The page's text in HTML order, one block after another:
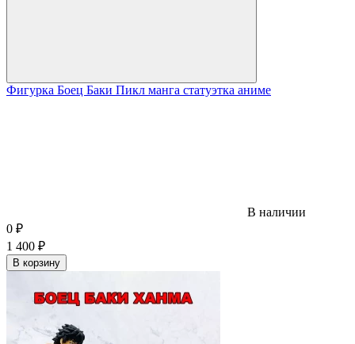
Фигурка Боец Баки Пикл манга статуэтка аниме
В наличии
0 ₽
1 400 ₽
В корзину